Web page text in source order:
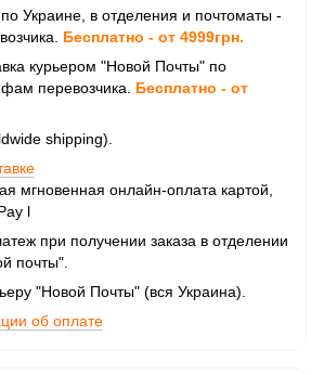
Украине, в отделения и почтоматы -
Бесплатно - от 4999грн.
курьером "Новой Почты" по
перевозчика. Бесплатно - от
shipping).
мгновенная онлайн-оплата картой,
l
при получении заказа в отделении
почты".
"Новой Почты" (вся Украина).
об оплате